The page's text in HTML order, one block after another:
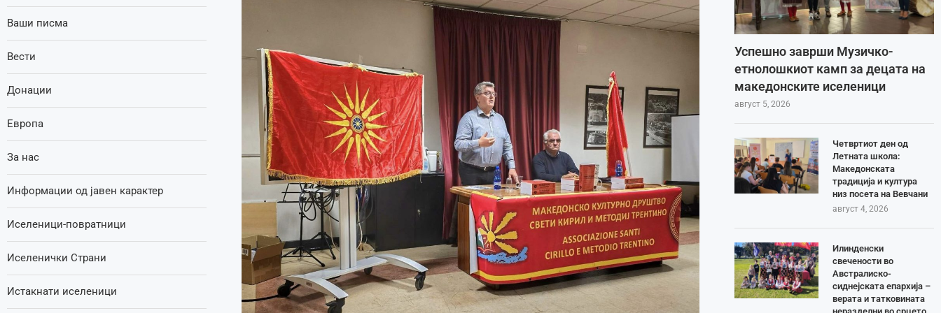
Успешно заврши Музичко-
етнолошкиот камп за децата на
македонските иселеници
август 5, 2026
Четвртиот ден од
Летната школа:
Македонската
традиција и култура
низ посета на Вевчани
август 4, 2026
Илинденски
свечености во
Австралиско-
сиднејската епархија –
верата и татковината
Ваши писма
Вести
Донации
Европа
За нас
Информации од јавен карактер
Иселеници-повратници
Иселенички Страни
Истакнати иселеници